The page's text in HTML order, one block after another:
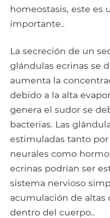
homeostasis, este es
importante..
La secreción de un
glándulas ecrinas se
aumenta la
debido a la alta
genera el sudor se
bacterias. Las
estimuladas tanto
neurales como
ecrinas podrían ser
sistema nervioso
acumulación de altas
dentro del cuerpo..